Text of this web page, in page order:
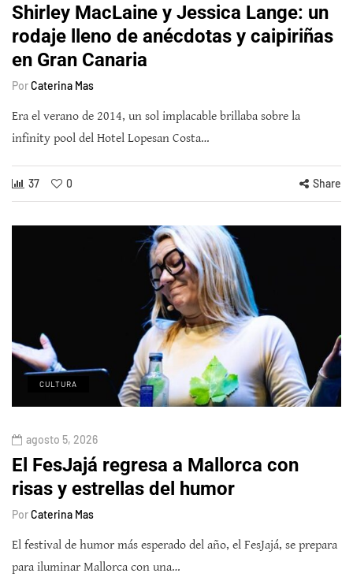
Shirley MacLaine y Jessica Lange: un
rodaje lleno de anécdotas y caipiriñas
en Gran Canaria
PorCaterina Mas
Era el verano de 2014, un sol implacable brillaba sobre la
infinity pool del Hotel Lopesan Costa…
37 0 Share
CULTURA
agosto 5, 2026
El FesJajá regresa a Mallorca con
risas y estrellas del humor
PorCaterina Mas
El festival de humor más esperado del año, el FesJajá, se prepara
para iluminar Mallorca con una…